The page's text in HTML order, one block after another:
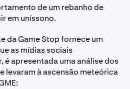
de um rebanho de
em uníssono.
da Game Stop fornece um
as mídias sociais
é apresentada uma análise dos
levaram à ascensão meteórica